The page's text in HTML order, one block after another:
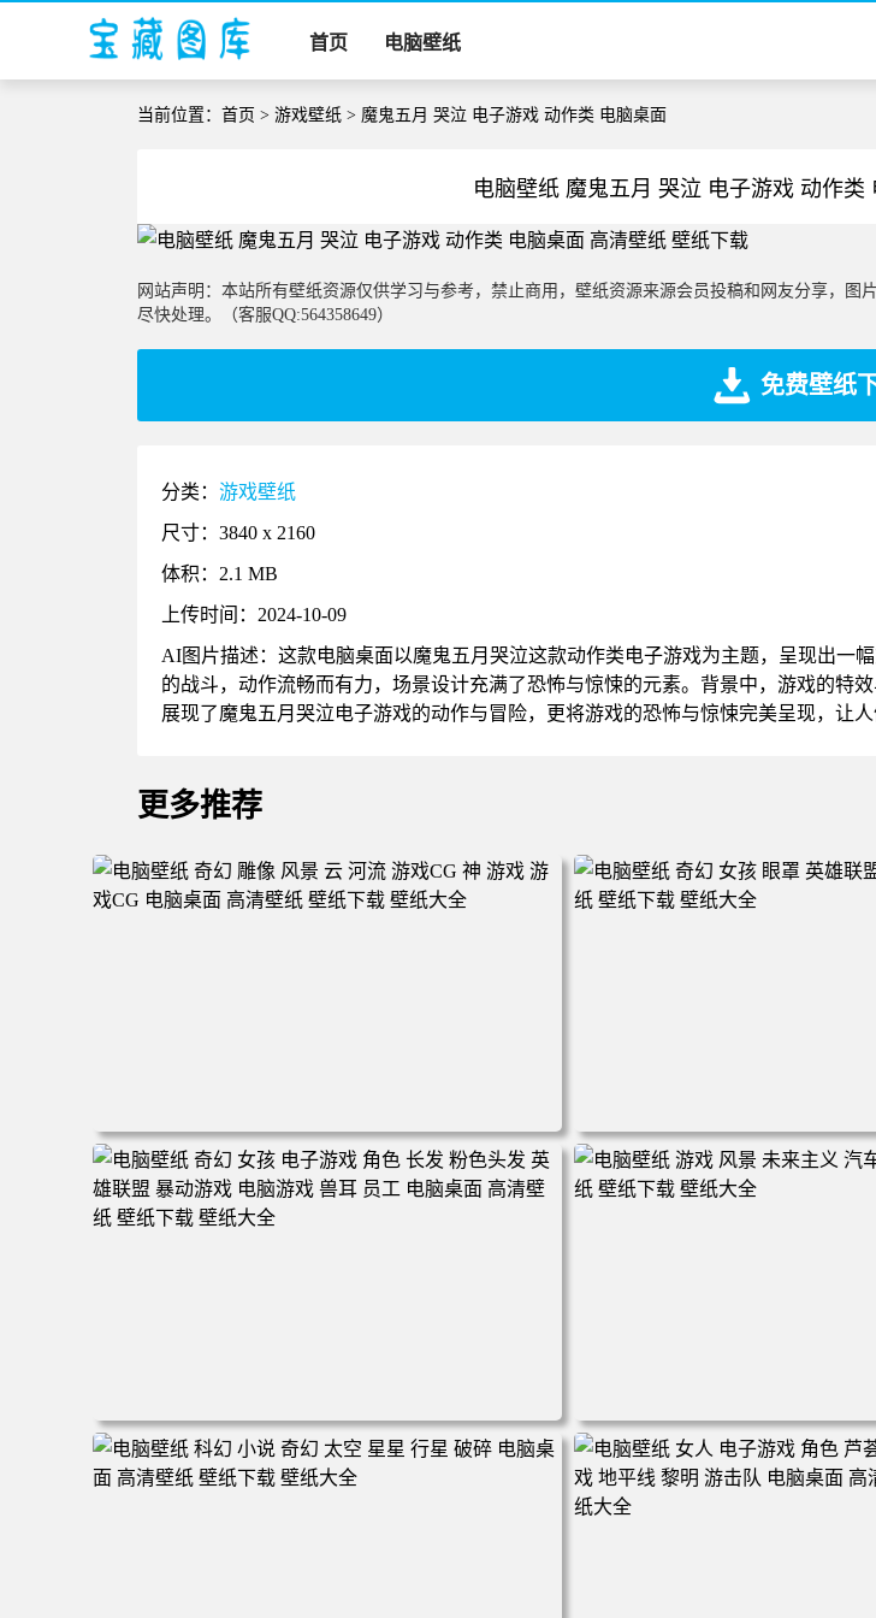
首页 电脑壁纸
当前位置：首页 >游戏壁纸 > 魔鬼五月 哭泣 电子游戏 动作类 电脑桌面
电脑壁纸 魔鬼五月 哭泣 电子游戏 动作
网站声明：本站所有壁纸资源仅供学习与参考，禁止商用，壁纸资源来源会员投稿和网友分享，
尽快处理。（客服QQ:564358649）
免费壁纸
分类：游戏壁纸
尺寸：3840 x 2160
体积：2.1 MB
上传时间：2024-10-09
AI图片描述：这款电脑桌面以魔鬼五月哭泣这款动作类电子游戏为主题，呈现出一
的战斗，动作流畅而有力，场景设计充满了恐怖与惊悚的元素。背景中，游戏的特
展现了魔鬼五月哭泣电子游戏的动作与冒险，更将游戏的恐怖与惊悚完美呈现，让
更多推荐
电脑壁纸 奇幻 雕像 风景 云 河流 游戏CG 神 游戏 游戏CG
电脑桌面 高清壁纸 壁纸下载 壁纸大全
电脑壁纸 奇幻 女孩 眼罩 英雄联盟 电
下载 壁纸大全
电脑壁纸 奇幻 女孩 电子游戏 角色 长发 粉色头发 英雄联盟
暴动游戏 电脑游戏 兽耳 员工 电脑桌面 高清壁纸 壁纸下载
电脑壁纸 游戏 风景 未来主义 汽车 电
下载 壁纸大全